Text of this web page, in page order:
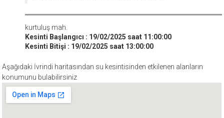
kurtuluş mah.
Kesinti Başlangıcı : 19/02/2025 saat 11:00:00
Kesinti Bitişi : 19/02/2025 saat 13:00:00
Aşağıdaki İvrindi haritasından su kesintisinden etkilenen alanların
konumunu bulabilirsiniz